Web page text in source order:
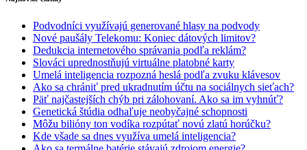
Podvodníci využívajú generované hlasy na podvody
Nové paušály Telekomu: Koniec dátových limitov?
Dedukcia internetového správania podľa reklám?
Slováci uprednostňujú virtuálne platobné karty
Umelá inteligencia rozpozná heslá podľa zvuku klávesov
Ako sa chrániť pred ukradnutím účtu na sociálnych sieťach?
Päť najčastejších chýb pri zálohovaní. Ako sa im vyhnúť?
Genetická štúdia odhaľuje neobyčajné schopnosti
Môžu bilióny ton vodíka rozpútať novú zlatú horúčku?
Kde všade sa dnes využíva umelá inteligencia?